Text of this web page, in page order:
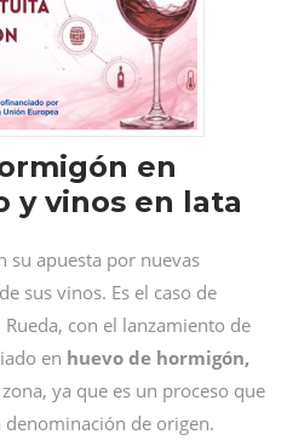
en
y vinos en lata
su apuesta por nuevas
sus vinos. Es el caso de
Rueda, con el lanzamiento de
en huevo de hormigón,
ya que es un proceso que
denominación de origen.